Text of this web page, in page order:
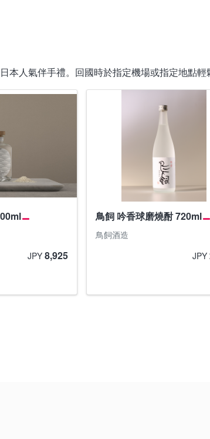
人氣伴手禮。回國時於指定機場或指定地點輕
JPY 8,925
鳥飼 吟香球磨燒酎 720ml
鳥飼酒造
JPY